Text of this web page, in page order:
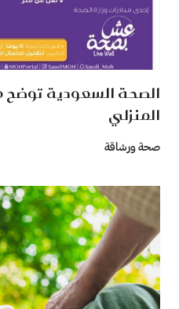
الصحة السعودية توضح
المنزلي
صحة ورشاقة